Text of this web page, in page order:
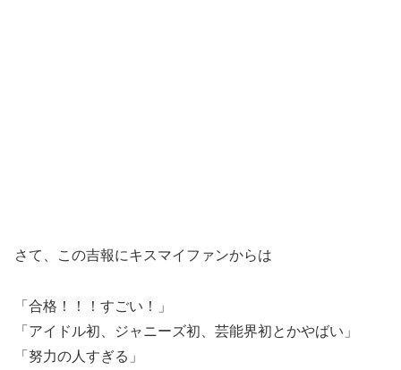
さて、この吉報にキスマイファンからは
「合格！！！すごい！」
「アイドル初、ジャニーズ初、芸能界初とかやばい」
「努力の人すぎる」